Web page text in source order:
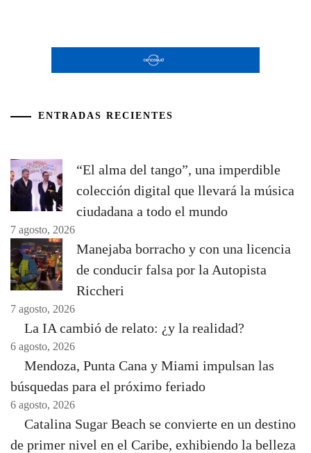
ENTRADAS RECIENTES
“El alma del tango”, una imperdible
colección digital que llevará la música
ciudadana a todo el mundo
7 agosto, 2026
Manejaba borracho y con una licencia
de conducir falsa por la Autopista
Riccheri
7 agosto, 2026
La IA cambió de relato: ¿y la realidad?
6 agosto, 2026
Mendoza, Punta Cana y Miami impulsan las
búsquedas para el próximo feriado
6 agosto, 2026
Catalina Sugar Beach se convierte en un destino
de primer nivel en el Caribe, exhibiendo la belleza